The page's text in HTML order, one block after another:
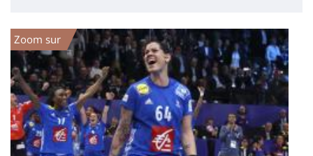
Zoom sur